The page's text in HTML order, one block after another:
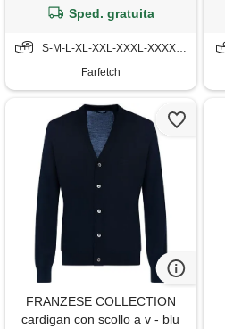
Sped. gratuita
S-M-L-XL-XXL-XXXL-XXXXL-5XL-6XL
Farfetch
FRANZESE COLLECTION
cardigan con scollo a v - blu